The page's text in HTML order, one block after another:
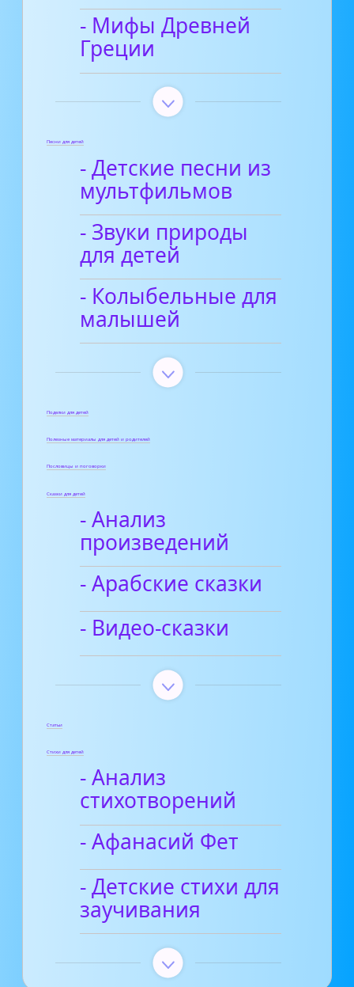
- Мифы Древней
Греции
Песни для детей
- Детские песни из
мультфильмов
- Звуки природы
для детей
- Колыбельные для
малышей
Поделки для детей
Полезные материалы для детей и родителей
Пословицы и поговорки
Сказки для детей
- Анализ
произведений
- Арабские сказки
- Видео-сказки
Статьи
Стихи для детей
- Анализ
стихотворений
- Афанасий Фет
- Детские стихи для
заучивания